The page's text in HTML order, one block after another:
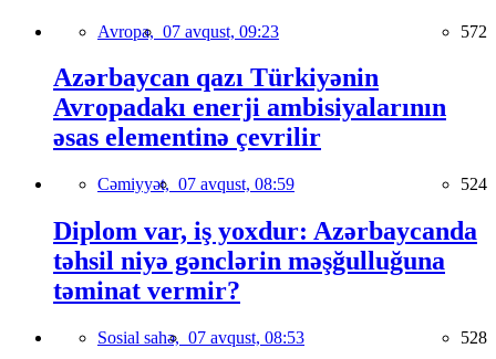
Avropa, 07 avqust, 09:23 572
Azərbaycan qazı Türkiyənin
Avropadakı enerji ambisiyalarının
əsas elementinə çevrilir
Cəmiyyət, 07 avqust, 08:59 524
Diplom var, iş yoxdur: Azərbaycanda
təhsil niyə gənclərin məşğulluğuna
təminat vermir?
Sosial sahə, 07 avqust, 08:53 528